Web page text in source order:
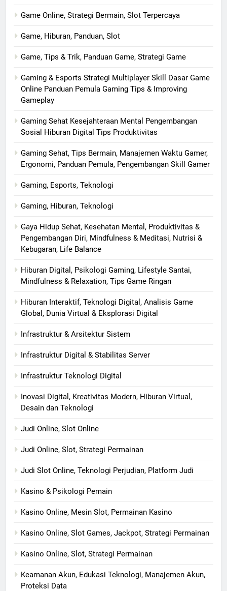
Game Online, Strategi Bermain, Slot Terpercaya
Game, Hiburan, Panduan, Slot
Game, Tips & Trik, Panduan Game, Strategi Game
Gaming & Esports Strategi Multiplayer Skill Dasar Game
Online Panduan Pemula Gaming Tips & Improving
Gameplay
Gaming Sehat Kesejahteraan Mental Pengembangan
Sosial Hiburan Digital Tips Produktivitas
Gaming Sehat, Tips Bermain, Manajemen Waktu Gamer,
Ergonomi, Panduan Pemula, Pengembangan Skill Gamer
Gaming, Esports, Teknologi
Gaming, Hiburan, Teknologi
Gaya Hidup Sehat, Kesehatan Mental, Produktivitas &
Pengembangan Diri, Mindfulness & Meditasi, Nutrisi &
Kebugaran, Life Balance
Hiburan Digital, Psikologi Gaming, Lifestyle Santai,
Mindfulness & Relaxation, Tips Game Ringan
Hiburan Interaktif, Teknologi Digital, Analisis Game
Global, Dunia Virtual & Eksplorasi Digital
Infrastruktur & Arsitektur Sistem
Infrastruktur Digital & Stabilitas Server
Infrastruktur Teknologi Digital
Inovasi Digital, Kreativitas Modern, Hiburan Virtual,
Desain dan Teknologi
Judi Online, Slot Online
Judi Online, Slot, Strategi Permainan
Judi Slot Online, Teknologi Perjudian, Platform Judi
Kasino & Psikologi Pemain
Kasino Online, Mesin Slot, Permainan Kasino
Kasino Online, Slot Games, Jackpot, Strategi Permainan
Kasino Online, Slot, Strategi Permainan
Keamanan Akun, Edukasi Teknologi, Manajemen Akun,
Proteksi Data